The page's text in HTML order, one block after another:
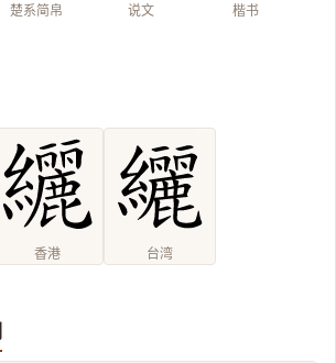
楚系简帛 说文 楷书
香港 台湾